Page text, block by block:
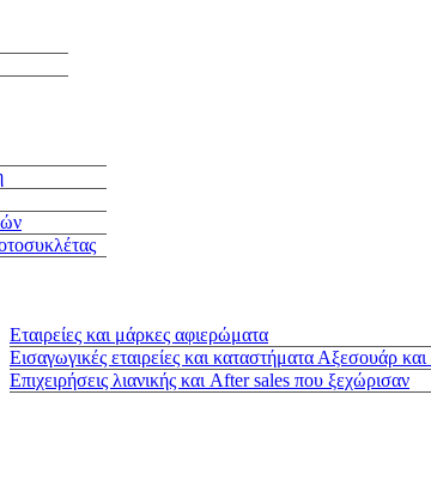
Εταιρείες και μάρκες αφιερώματα
Εισαγωγικές εταιρείες και καταστήματα Αξεσουάρ
Επιχειρήσεις λιανικής και After sales που ξεχώρισαν